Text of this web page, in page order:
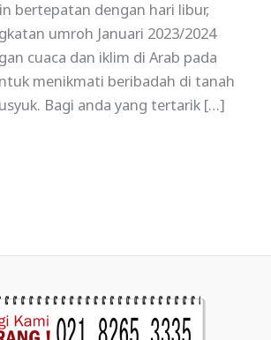
bertepatan dengan hari libur,
umroh Januari 2023/2024
cuaca dan iklim di Arab pada
menikmati beribadah di tanah
Bagi anda yang tertarik […]